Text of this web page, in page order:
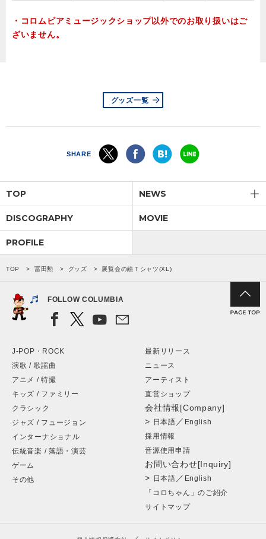
・コロムビアミュージックショップ以外でのお取り扱いはご
ざいません。
グッズ一覧
SHARE
TOP NEWS
DISCOGRAPHY MOVIE
PROFILE
TOP 冨田勲 グッズ 展覧会の絵Ｔシャツ(XL)
FOLLOW COLUMBIA
J-POP・ROCK
演歌 / 歌謡曲
アニメ / 特撮
キッズ / ファミリー
クラシック
ジャズ / フュージョン
インターナショナル
伝統音楽 / 落語・演芸
ゲーム
その他
最新リリース
ニュース
アーティスト
直営ショップ
会社情報[Company]
> 日本語 ／ English
採用情報
音源使用申請
お問い合わせ[Inquiry]
> 日本語 ／ English
「コロちゃん」のご紹介
サイトマップ